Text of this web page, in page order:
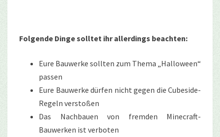
Folgende Dinge solltet ihr allerdings beachten:
Eure Bauwerke sollten zum Thema „Halloween“
passen
Eure Bauwerke dürfen nicht gegen die Cubeside-
Regeln verstoßen
Das Nachbauen von fremden Minecraft-
Bauwerken ist verboten